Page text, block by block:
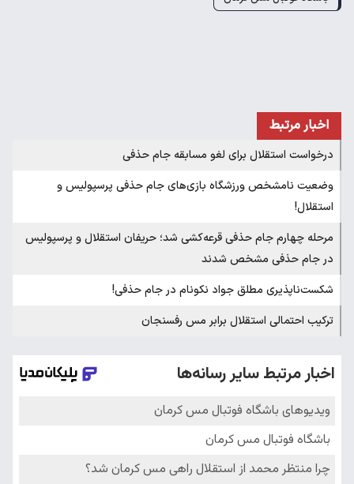
اخبار مرتبط
درخواست استقلال برای لغو مسابقه جام حذفی
وضعیت نامشخص ورزشگاه بازی‌های جام حذفی پرسپولیس و
استقلال!
مرحله چهارم جام حذفی قرعه‌کشی شد؛ حریفان استقلال و پرسپولیس
در جام حذفی مشخص شدند
شکست‌ناپذیری مطلق جواد نکونام در جام حذفی!
ترکیب احتمالی استقلال برابر مس رفسنجان